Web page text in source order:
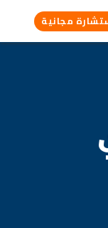
مجانية